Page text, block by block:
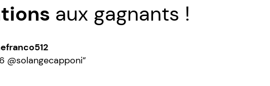
aux gagnants !
@solangecapponi”